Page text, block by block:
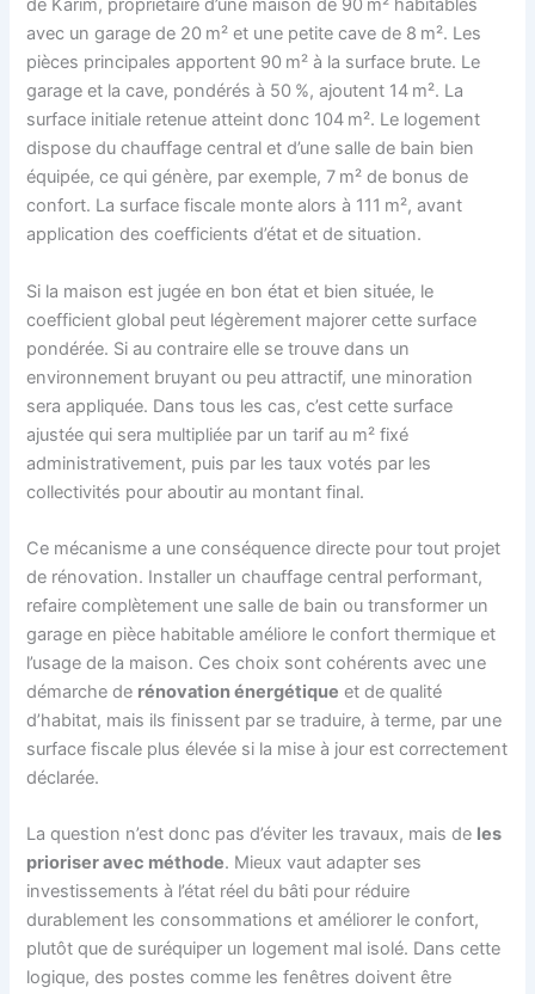
de Karim, propriétaire d’une maison de 90 m² habitables
avec un garage de 20 m² et une petite cave de 8 m². Les
pièces principales apportent 90 m² à la surface brute. Le
garage et la cave, pondérés à 50 %, ajoutent 14 m². La
surface initiale retenue atteint donc 104 m². Le logement
dispose du chauffage central et d’une salle de bain bien
équipée, ce qui génère, par exemple, 7 m² de bonus de
confort. La surface fiscale monte alors à 111 m², avant
application des coefficients d’état et de situation.
Si la maison est jugée en bon état et bien située, le
coefficient global peut légèrement majorer cette surface
pondérée. Si au contraire elle se trouve dans un
environnement bruyant ou peu attractif, une minoration
sera appliquée. Dans tous les cas, c’est cette surface
ajustée qui sera multipliée par un tarif au m² fixé
administrativement, puis par les taux votés par les
collectivités pour aboutir au montant final.
Ce mécanisme a une conséquence directe pour tout projet
de rénovation. Installer un chauffage central performant,
refaire complètement une salle de bain ou transformer un
garage en pièce habitable améliore le confort thermique et
l’usage de la maison. Ces choix sont cohérents avec une
démarche de rénovation énergétique et de qualité
d’habitat, mais ils finissent par se traduire, à terme, par une
surface fiscale plus élevée si la mise à jour est correctement
déclarée.
La question n’est donc pas d’éviter les travaux, mais de les
prioriser avec méthode. Mieux vaut adapter ses
investissements à l’état réel du bâti pour réduire
durablement les consommations et améliorer le confort,
plutôt que de suréquiper un logement mal isolé. Dans cette
logique, des postes comme les fenêtres doivent être